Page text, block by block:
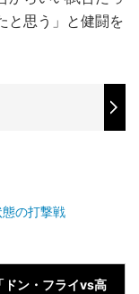
と思う」と健闘を
態の打撃戦
ドン・フライvs高